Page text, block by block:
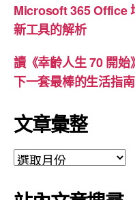
Microsoft 365 Office
新工具的解析
讀《幸齡人生 70 開
下一套最棒的生活指南
文章彙整
文
彙